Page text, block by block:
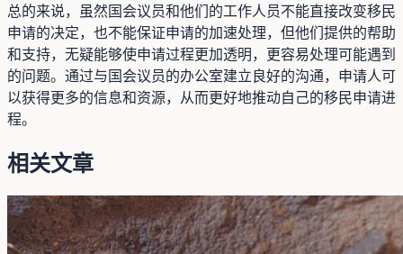
总的来说，虽然国会议员和他们的工作人员不能直接改变移民
申请的决定，也不能保证申请的加速处理，但他们提供的帮助
和支持，无疑能够使申请过程更加透明，更容易处理可能遇到
的问题。通过与国会议员的办公室建立良好的沟通，申请人可
以获得更多的信息和资源，从而更好地推动自己的移民申请进
程。
相关文章